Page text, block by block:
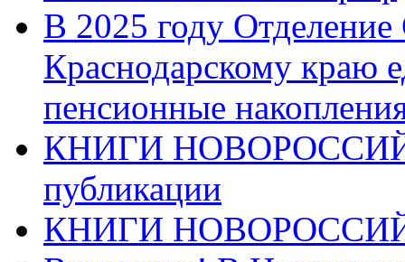
В 2025 году
Краснодарскому краю
пенсионные
КНИГИ
публикации
КНИГИ